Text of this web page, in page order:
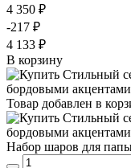
4 350 ₽
-217 ₽
4 133 ₽
В корзину
Товар добавлен в
Набор шаров для